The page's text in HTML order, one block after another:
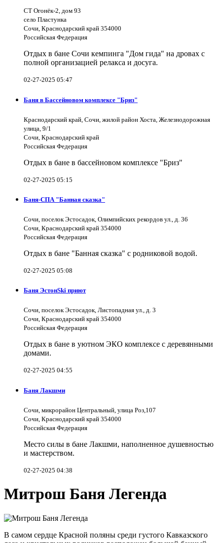
СТ Огонёк-2, дом 93
село Пластунка
Сочи, Краснодарский край 354000
Российская Федерация
Отдых в бане Сочи кемпинга "Дом гида" на дровах с
полной организацией релакса и досуга.
02-27-2025 05:47
Баня в Бассейновом комплексе "Бриз"
Краснодарский край, Сочи, жилой район Хоста, Железнодорожная
улица, 9/1
Сочи, Краснодарский край
Российская Федерация
Отдых в бане в бассейновом комплексе "Бриз"
02-27-2025 05:15
Баня-СПА "Банная сказка"
Сочи, поселок Эстосадок, Олимпийских рекордов ул., д. 36
Сочи, Краснодарский край 354000
Российская Федерация
Отдых в бане "Банная сказка" с родниковой водой.
02-27-2025 05:08
Баня ЭстонSki приют
Сочи, поселок Эстосадок, Листопадная ул., д. 3
Сочи, Краснодарский край 354000
Российская Федерация
Отдых в бане в уютном ЭКО комплексе с деревянными
домами.
02-27-2025 04:55
Баня Лакшми
Сочи, микрорайон Центральный, улица Роз,107
Сочи, Краснодарский край 354000
Российская Федерация
Место силы в бане Лакшми, наполненное душевностью
и мастерством.
02-27-2025 04:38
Митрош Баня Легенда
В самом сердце Красной поляны среди густого Кавказского